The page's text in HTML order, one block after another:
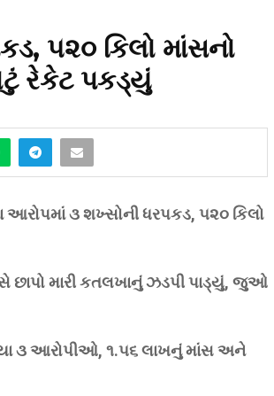
૫૨૦ કિલો માંસનો
રેકેટ પકડ્યું
આરોપમાં ૩ શખ્સોની ધરપકડ, ૫૨૦ કિલો
છાપો મારી કતલખાનું ઝડપી પાડ્યું, જુઓ
૩ આરોપીઓ, ૧.૫૬ લાખનું માંસ અને